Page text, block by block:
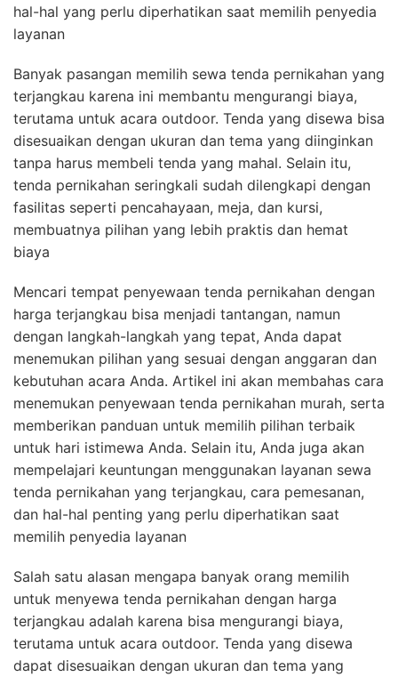
hal-hal yang perlu diperhatikan saat memilih penyedia
layanan
Banyak pasangan memilih sewa tenda pernikahan yang
terjangkau karena ini membantu mengurangi biaya,
terutama untuk acara outdoor. Tenda yang disewa bisa
disesuaikan dengan ukuran dan tema yang diinginkan
tanpa harus membeli tenda yang mahal. Selain itu,
tenda pernikahan seringkali sudah dilengkapi dengan
fasilitas seperti pencahayaan, meja, dan kursi,
membuatnya pilihan yang lebih praktis dan hemat
biaya
Mencari tempat penyewaan tenda pernikahan dengan
harga terjangkau bisa menjadi tantangan, namun
dengan langkah-langkah yang tepat, Anda dapat
menemukan pilihan yang sesuai dengan anggaran dan
kebutuhan acara Anda. Artikel ini akan membahas cara
menemukan penyewaan tenda pernikahan murah, serta
memberikan panduan untuk memilih pilihan terbaik
untuk hari istimewa Anda. Selain itu, Anda juga akan
mempelajari keuntungan menggunakan layanan sewa
tenda pernikahan yang terjangkau, cara pemesanan,
dan hal-hal penting yang perlu diperhatikan saat
memilih penyedia layanan
Salah satu alasan mengapa banyak orang memilih
untuk menyewa tenda pernikahan dengan harga
terjangkau adalah karena bisa mengurangi biaya,
terutama untuk acara outdoor. Tenda yang disewa
dapat disesuaikan dengan ukuran dan tema yang